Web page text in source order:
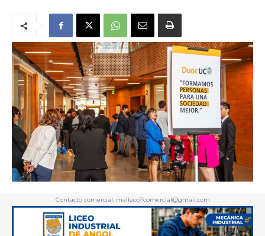
Contacto comercial: malleco7comercial@gmail.com